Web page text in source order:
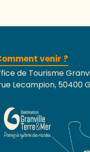
venir ?
de Tourisme
Lecampion, 50400